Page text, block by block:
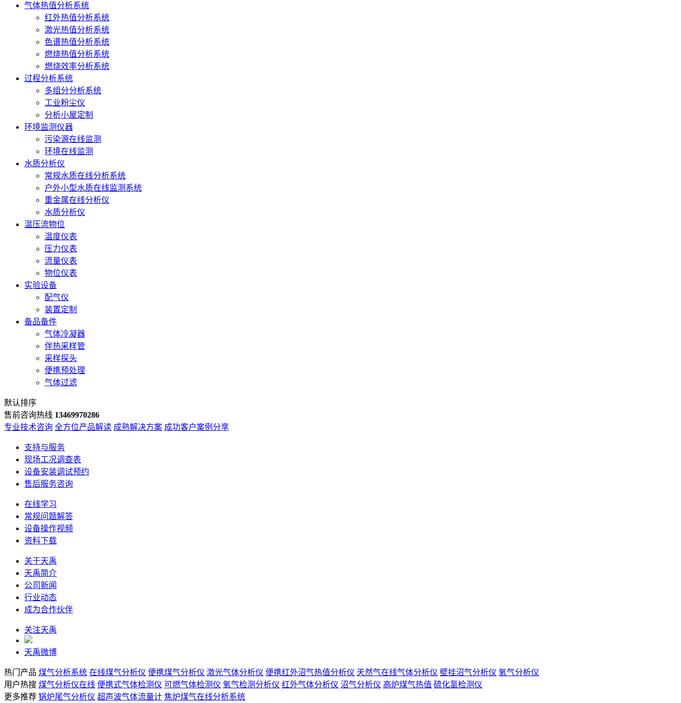
气体热值分析系统
红外热值分析系统
激光热值分析系统
色谱热值分析系统
燃烧热值分析系统
燃烧效率分析系统
过程分析系统
多组分分析系统
工业粉尘仪
分析小屋定制
环境监测仪器
污染源在线监测
环境在线监测
水质分析仪
常规水质在线分析系统
户外小型水质在线监测系统
重金属在线分析仪
水质分析仪
温压流物位
温度仪表
压力仪表
流量仪表
物位仪表
实验设备
配气仪
装置定制
备品备件
气体冷凝器
伴热采样管
采样探头
便携预处理
气体过滤
默认排序
售前咨询热线 13469970286
专业技术咨询 全方位产品解读 成熟解决方案 成功客户案例分享
支持与服务
现场工况调查表
设备安装调试预约
售后服务咨询
在线学习
常规问题解答
设备操作视频
资料下载
关于天禹
天禹简介
公司新闻
行业动态
成为合作伙伴
关注天禹
天禹微博
热门产品 煤气分析系统 在线煤气分析仪 便携煤气分析仪 激光气体分析仪 便携红外沼气热值分析仪 天然气在线气体分析仪 壁挂沼气分析仪 氧气分析仪
用户热搜 煤气分析仪在线 便携式气体检测仪 可燃气体检测仪 氧气检测分析仪 红外气体分析仪 沼气分析仪 高炉煤气热值 硫化氢检测仪
更多推荐 锅炉尾气分析仪 超声波气体流量计 焦炉煤气在线分析系统